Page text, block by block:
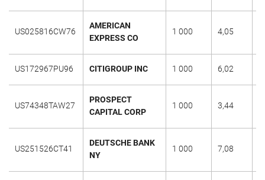
US025816CW76
AMERICAN
EXPRESS CO
1 000 4,05
US172967PU96 CITIGROUP INC 1 000 6,02
US74348TAW27
PROSPECT
CAPITAL CORP
1 000 3,44
US251526CT41
DEUTSCHE BANK
NY
1 000 7,08